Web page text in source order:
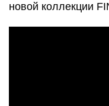
новой коллекции